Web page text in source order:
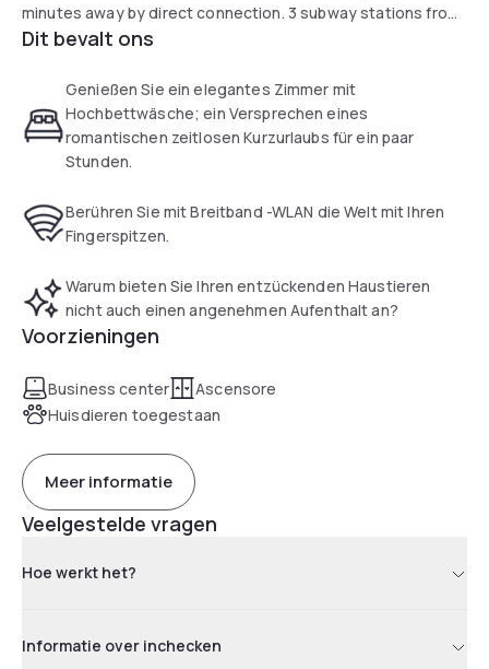
minutes away by direct connection. 3 subway stations from
the center and Schonbrunn with the world oldest zoo is also
Dit bevalt ons
Genießen Sie ein elegantes Zimmer mit
Hochbettwäsche; ein Versprechen eines
romantischen zeitlosen Kurzurlaubs für ein paar
Stunden.
Berühren Sie mit Breitband -WLAN die Welt mit Ihren
Fingerspitzen.
Warum bieten Sie Ihren entzückenden Haustieren
nicht auch einen angenehmen Aufenthalt an?
Voorzieningen
Business center
Ascensore
Huisdieren toegestaan
Meer informatie
Veelgestelde vragen
Hoe werkt het?
Informatie over inchecken